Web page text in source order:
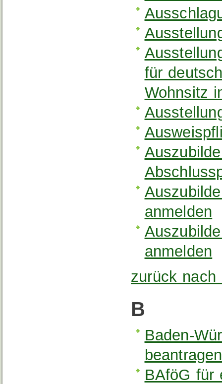
für
Wohnsitz
anmelden
anmelden
zurück nach
B
Baden-
beantragen
BAföG für